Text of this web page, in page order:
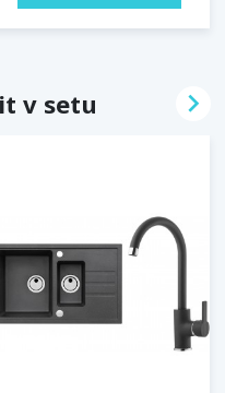
v setu 